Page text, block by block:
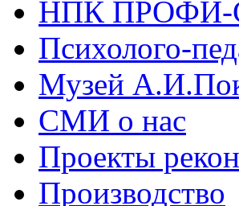
НПК
Психолого-
Музей
СМИ о нас
Проекты
Производство